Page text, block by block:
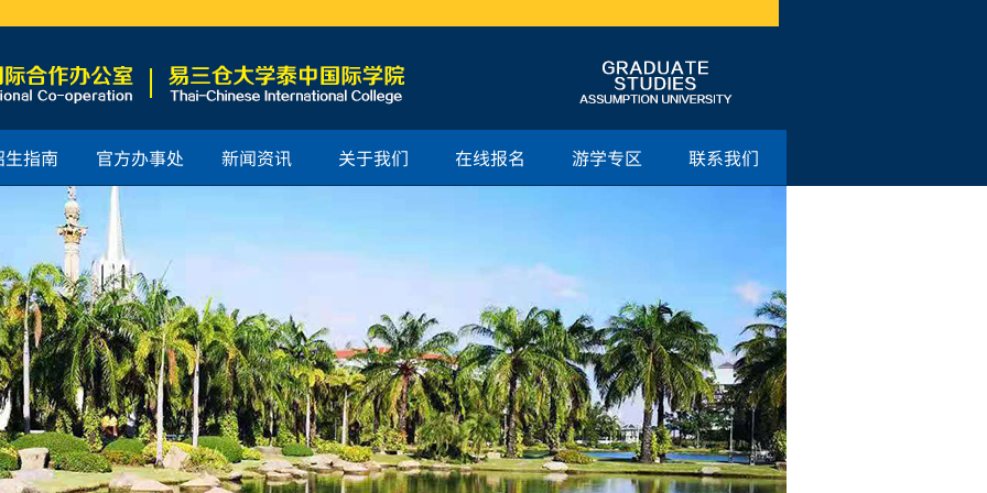
生指南 官方办事处 新闻资讯 关于我们 在线报名 游学专区 联系我们